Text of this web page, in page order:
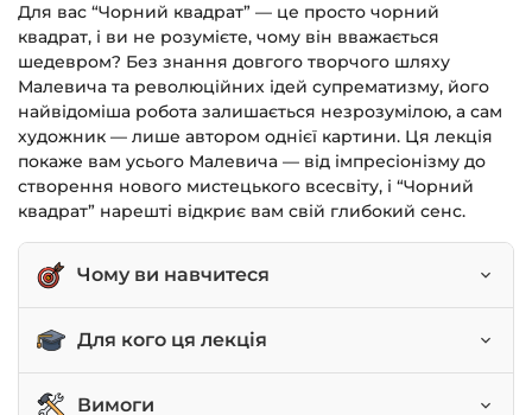
Для вас “Чорний квадрат” — це просто чорний
квадрат, і ви не розумієте, чому він вважається
шедевром? Без знання довгого творчого шляху
Малевича та революційних ідей супрематизму, його
найвідоміша робота залишається незрозумілою, а сам
художник — лише автором однієї картини. Ця лекція
покаже вам усього Малевича — від імпресіонізму до
створення нового мистецького всесвіту, і “Чорний
квадрат” нарешті відкриє вам свій глибокий сенс.
Чому ви навчитеся
Розуміти справжній сенс “Чорного квадрата” та
Простежувати творчий шлях Малевича від
Для кого ця лекція
Всі, хто хоче зрозуміти “Чорний квадрат”.
Вимоги